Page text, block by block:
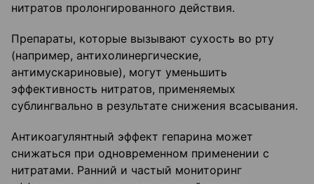
нитратов пролонгированного действия.
Препараты, которые вызывают сухость во рту
(например, антихолинергические,
антимускариновые), могут уменьшить
эффективность нитратов, применяемых
сублингвально в результате снижения всасывания.
Антикоагулянтный эффект гепарина может
снижаться при одновременном применении с
нитратами. Ранний и частый мониторинг